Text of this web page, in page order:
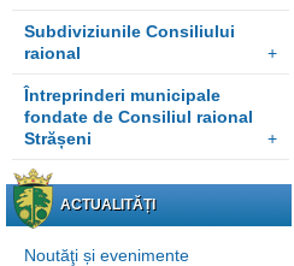
Subdiviziunile Consiliului
raional
+
Întreprinderi municipale
fondate de Consiliul raional
Strășeni
+
ACTUALITĂȚI
Noutăţi și evenimente